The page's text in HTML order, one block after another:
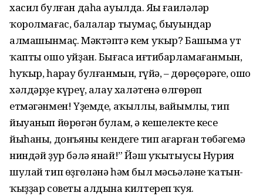
хасил булған даһа ауылда. Яңы ғаиләләр
ҡоролмағас, балалар тыумаҫ, быуындар
алмашынмаҫ. Мәктәптә кем уҡыр? Башыма ут
ҡапты ошо уйҙан. Бығаса иғтибарламағанмын,
һуҡыр, һаңрау булғанмын, гүйә, – дөрөҫөрәге, ошо
хәлдәрҙе күреү, аңлау халәтенә өлгөрөп
етмәгәнмен! Үҙемде, аҡыллы, вайымлы, тип
йыуанып йөрөгән булам, ә кешелектең кесе
йыһаны, донъяның кендеге тип аңғарған төбәгемә
ниндәй ҙур бәлә янай!” Йәш уҡытыусы Нурия
шулай тип өҙгөләнә һәм был мәсьәләне ҡатын-
ҡыҙҙар советы алдына килтереп ҡуя.